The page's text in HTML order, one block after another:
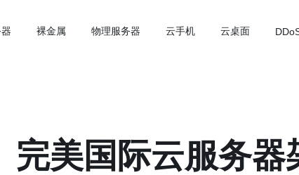
裸金属 物理服务器 云手机 云桌面
完美国际云服务器